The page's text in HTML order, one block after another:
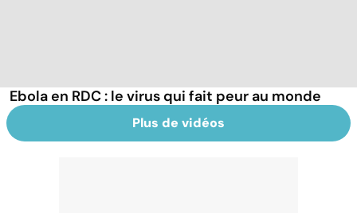
Ebola en RDC : le virus qui fait peur au monde
Plus de vidéos